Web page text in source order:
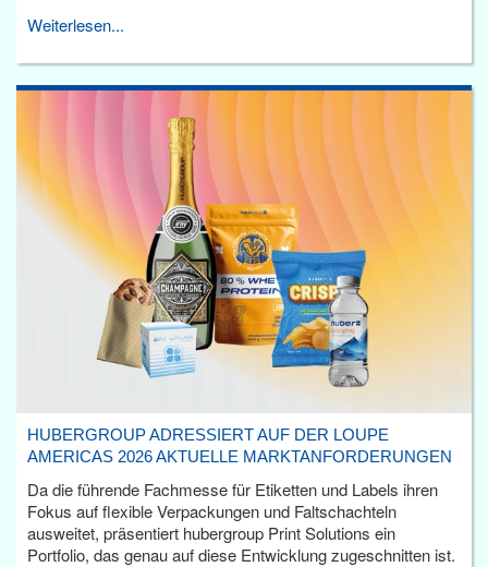
Weiterlesen...
HUBERGROUP ADRESSIERT AUF DER LOUPE
AMERICAS 2026 AKTUELLE MARKTANFORDERUNGEN
Da die führende Fachmesse für Etiketten und Labels ihren
Fokus auf flexible Verpackungen und Faltschachteln
ausweitet, präsentiert hubergroup Print Solutions ein
Portfolio, das genau auf diese Entwicklung zugeschnitten ist.